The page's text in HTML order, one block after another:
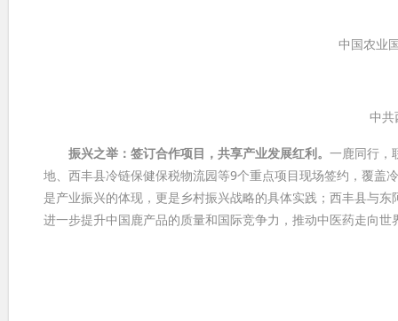
中国农业
中共
振兴之举：签订合作项目 ，共享产业发展红利。一鹿同行，
地、西丰县冷链保健保税物流园等9个重点项目现场签约，覆盖
是产业振兴的体现，更是乡村振兴战略的具体实践；西丰县与
进一步提升中国鹿产品的质量和国际竞争力，推动中医药走向